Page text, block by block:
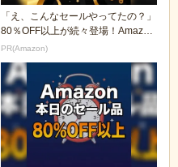
「え、こんなセールやってたの？」
80％OFF以上が続々登場！Amazon
の本気が...
PR(Amazon)